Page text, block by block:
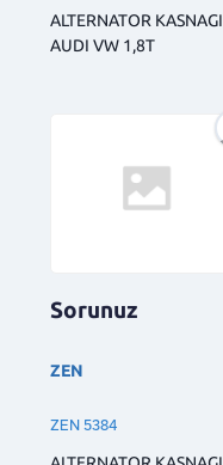
ALTERNATOR KASNAGI
AUDI VW 1,8T
Sorunuz
ZEN
ZEN 5384